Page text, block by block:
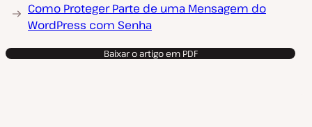
Como Proteger Parte de uma Mensagem do
WordPress com Senha
Baixar o artigo em PDF